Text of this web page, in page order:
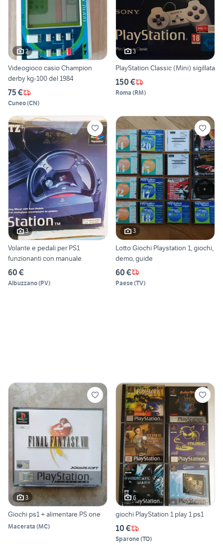
2
Videogioco casio Champion
derby kg-100 del 1984
75 €
Cuneo(CN)
3
PlayStation Classic (Mini) sigillata
150 €
Roma (RM)
3
Volante e pedali per PS1
funzionanti con manuale
60 €
Albuzzano(PV)
3
Lotto Giochi Playstation 1, giochi,
demo, guide
60 €
Paese(TV)
3
Giochi ps1 + alimentare PS one
Macerata (MC)
6
giochi PlayStation 1 play 1 ps1
10 €
Sparone(TO)